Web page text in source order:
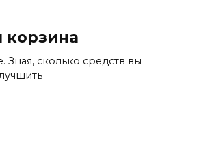
корзина
сколько средств вы